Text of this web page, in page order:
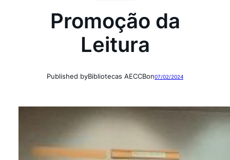
Promoção da
Leitura
Published byBibliotecas AECCBon07/02/2024